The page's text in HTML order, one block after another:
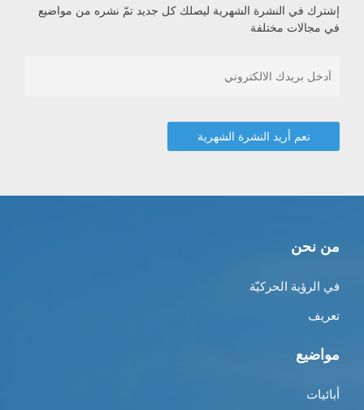
إشترك في النشرة الشهرية ليصلك كل جديد تمّ نشره من مواضيع
في مجالات مختلفة
من نحن
في الرؤية الحركيّة
تعريف
مواضيع
أبائيات